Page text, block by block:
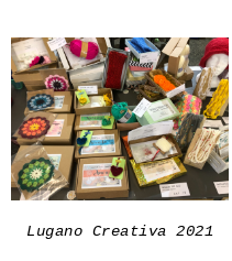
Lugano Creativa 2021